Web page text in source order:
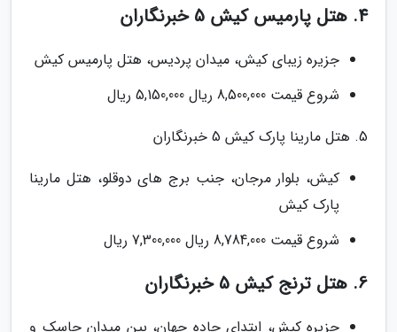
4. هتل پارمیس کیش 5 خبرنگاران
جزیره زیبای کیش، میدان پردیس، هتل پارمیس کیش
شروع قیمت 8,500,000 ریال 5,150,000 ریال
5. هتل مارینا پارک کیش 5 خبرنگاران
کیش، بلوار مرجان، جنب برج های دوقلو، هتل مارینا
پارک کیش
شروع قیمت 8,784,000 ریال 7,300,000 ریال
6. هتل ترنج کیش 5 خبرنگاران
جزیره کیش، ابتدای جاده جهان، بین میدان جاسک و